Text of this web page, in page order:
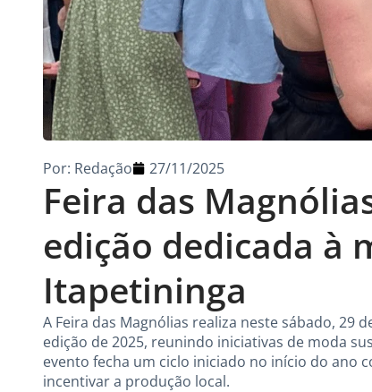
Feira das
edição dedicada à
Itapetininga
Por: Redação 27/11/2025
A Feira das Magnólias realiza neste sábado, 29
edição de 2025, reunindo iniciativas de moda
evento fecha um ciclo iniciado no início do ano
incentivar a produção local.